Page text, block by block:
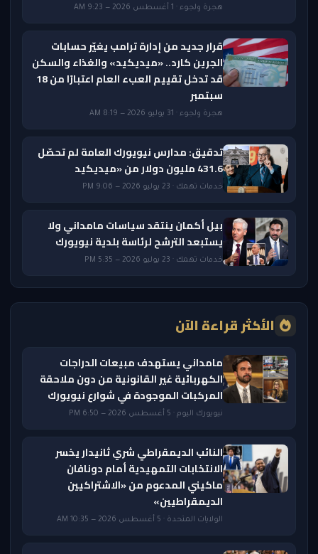
هجرة ولجوء · 1 أغسطس 2026 — 9:23 AM
قرار جديد من إدارة ترامب يغيّر حسابات
الجرين كارد.. «ميديكيد» والغذاء والسكن
قد تدخل تقييم العبء العام اعتبارًا من 18
سبتمبر
هجرة ولجوء · 31 يوليو 2026 — 8:19 AM
تدقيق: مدارس نيويورك العامة لم تحصّل
431.6 مليون دولار من «ميديكيد
خدمات تهمك · 23 يوليو 2026 — 9:06 PM
بيل أكمان ينتقد سياسات مامداني ولا
يستبعد الترشح لرئاسة بلدية نيويورك
خدمات تهمك · 23 يوليو 2026 — 5:35 PM
الأكثر قراءة الآن
مامداني يستهدف مبيعات الدراجات
الكهربائية غير القانونية من دون ملاحقة
المركبات الموجودة في شوارع نيويورك
نيويورك اليوم · 5 أغسطس 2026 — 6:50 PM
النائب الديمقراطي شري ثانيدار يخسر
الانتخابات التمهيدية أمام دونافان
ماكيني المدعوم من «الاشتراكيين
الديمقراطيين»
الولايات المتحدة · 5 أغسطس 2026 — 10:35 AM